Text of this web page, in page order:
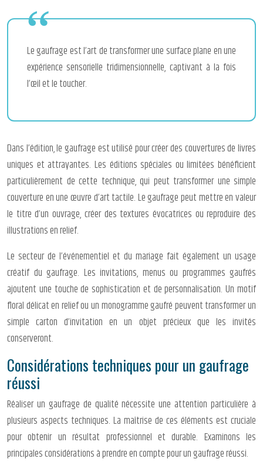
Le gaufrage est l’art de transformer une surface plane en une
expérience sensorielle tridimensionnelle, captivant à la fois
l’œil et le toucher.
Dans l’édition, le gaufrage est utilisé pour créer des couvertures de livres
uniques et attrayantes. Les éditions spéciales ou limitées bénéficient
particulièrement de cette technique, qui peut transformer une simple
couverture en une œuvre d’art tactile. Le gaufrage peut mettre en valeur
le titre d’un ouvrage, créer des textures évocatrices ou reproduire des
illustrations en relief.
Le secteur de l’événementiel et du mariage fait également un usage
créatif du gaufrage. Les invitations, menus ou programmes gaufrés
ajoutent une touche de sophistication et de personnalisation. Un motif
floral délicat en relief ou un monogramme gaufré peuvent transformer un
simple carton d’invitation en un objet précieux que les invités
conserveront.
Considérations techniques pour un gaufrage
réussi
Réaliser un gaufrage de qualité nécessite une attention particulière à
plusieurs aspects techniques. La maîtrise de ces éléments est cruciale
pour obtenir un résultat professionnel et durable. Examinons les
principales considérations à prendre en compte pour un gaufrage réussi.